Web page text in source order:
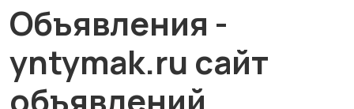
Объявления -
yntymak.ru сайт